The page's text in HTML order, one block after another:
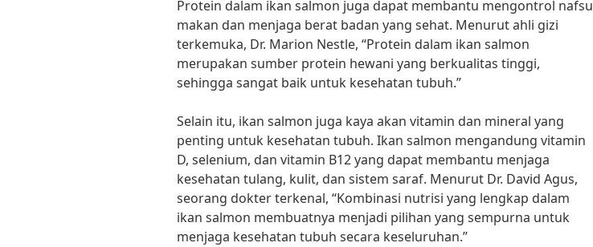
Protein dalam ikan salmon juga dapat membantu mengontrol nafsu
makan dan menjaga berat badan yang sehat. Menurut ahli gizi
terkemuka, Dr. Marion Nestle, “Protein dalam ikan salmon
merupakan sumber protein hewani yang berkualitas tinggi,
sehingga sangat baik untuk kesehatan tubuh.”
Selain itu, ikan salmon juga kaya akan vitamin dan mineral yang
penting untuk kesehatan tubuh. Ikan salmon mengandung vitamin
D, selenium, dan vitamin B12 yang dapat membantu menjaga
kesehatan tulang, kulit, dan sistem saraf. Menurut Dr. David Agus,
seorang dokter terkenal, “Kombinasi nutrisi yang lengkap dalam
ikan salmon membuatnya menjadi pilihan yang sempurna untuk
menjaga kesehatan tubuh secara keseluruhan.”